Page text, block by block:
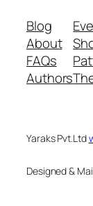
Blog
About
FAQs
Authors
Yaraks Pvt.Ltd
Designed &